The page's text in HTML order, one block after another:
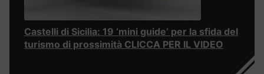
Castelli di Sicilia: 19 ‘mini guide’ per la sfida del
turismo di prossimità CLICCA PER IL VIDEO